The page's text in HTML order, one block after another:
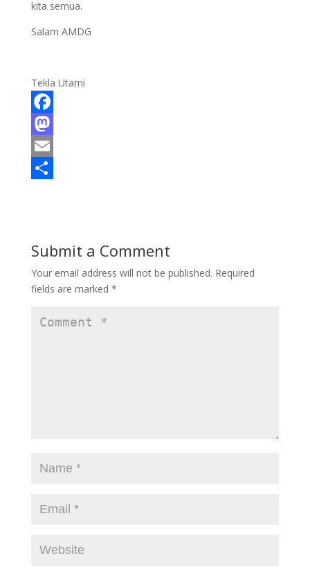
kita semua.
Salam AMDG
Tekla Utami
F
a
c
o
k
M
a
d
o
E
lr
e
Submit a Comment
Your email address will not be published. Required
fields are marked *